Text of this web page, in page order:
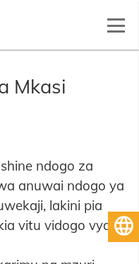
Mkasi
ndogo za
anuwai ndogo ya
lakini pia
vitu vidogo vya
Kiswahili